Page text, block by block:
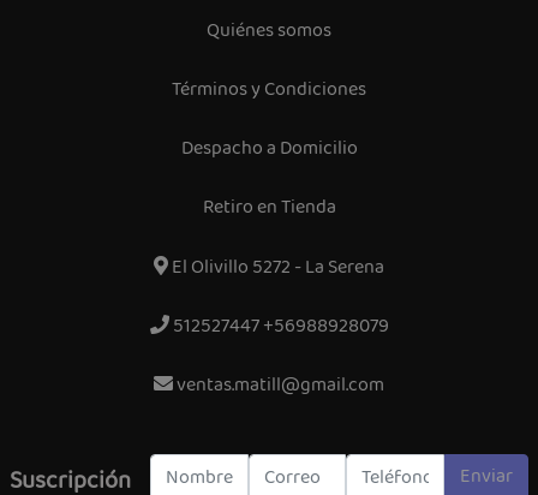
Quiénes somos
Términos y Condiciones
Despacho a Domicilio
Retiro en Tienda
El Olivillo 5272 - La Serena
512527447 +56988928079
ventas.matill@gmail.com
Suscripción Enviar